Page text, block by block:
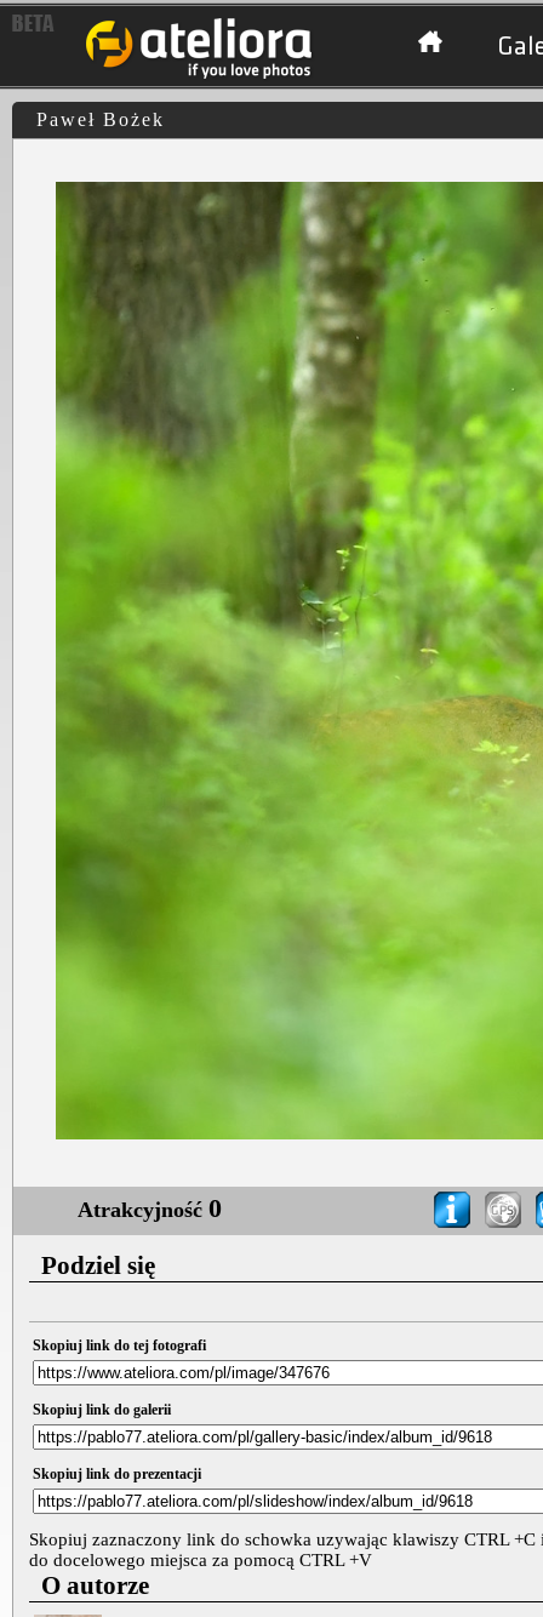
Paweł Bożek
Atrakcyjność 0
Podziel się
Skopiuj link do tej fotografi
Skopiuj link do galerii
Skopiuj link do prezentacji
Skopiuj zaznaczony link do schowka uzywając klawiszy CTRL +C
do docelowego miejsca za pomocą CTRL +V
O autorze